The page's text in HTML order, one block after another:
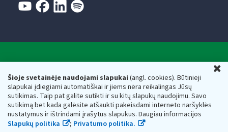
Šioje svetainėje naudojami slapukai(angl. cookies). Būtinieji
slapukai įdiegiami automatiškai ir jiems nėra reikalingas Jūsų
sutikimas. Taip pat galite sutikti ir su kitų slapukų naudojimu. Savo
sutikimą bet kada galėsite atšaukti pakeisdami interneto naršyklės
nustatymus ir ištrindami įrašytus slapukus. Daugiau informacijos
Slapukų politika
; Privatumo politika.
Valstybinė mokesčių inspekcija prie Lietuvos
Respublikos finansų ministerijos
Biudžetinė įstaiga. Juridinio asmens kodas — 188659752,
adresas: Vasario 16-osios g. 14, 01107 Vilnius, Lietuva, el.paštas:
vmi@vmi.lt , E. pristatymo dėžutės adresas 188659752
Duomenys apie Valstybinę mokesčių inspekciją prie Lietuvos
Respublikos finansų ministerijos kaupiami ir saugomi Juridinių